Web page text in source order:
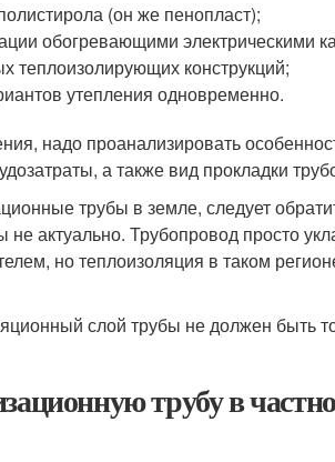
(он же пенопласт);
обогревающими электрическими
теплоизолирующих конструкций;
утепления одновременно.
надо проанализировать
а также вид прокладки
трубы в земле, следует
не актуально. Трубопровод просто
но теплоизоляция в таком
слой трубы не должен быть
трубу в